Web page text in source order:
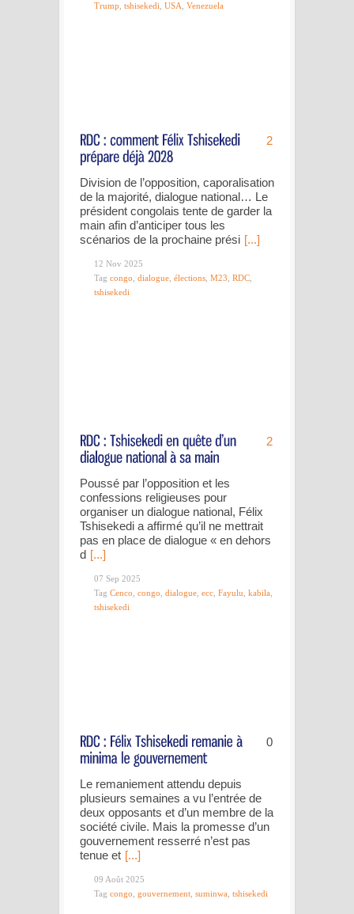
Trump tshisekedi USA Venezuela
2
Division de l’opposition, caporalisation
de la majorité, dialogue national… Le
président congolais tente de garder la
main afin d’anticiper tous les
scénarios de la prochaine prési [...]
12 Nov 2025
Tag congo dialogue élections M23 RDC
tshisekedi
2
Poussé par l’opposition et les
confessions religieuses pour
organiser un dialogue national, Félix
Tshisekedi a affirmé qu’il ne mettrait
pas en place de dialogue « en dehors
d [...]
07 Sep 2025
Tag Cenco congo dialogue ecc Fayulu kabila
tshisekedi
0
Le remaniement attendu depuis
plusieurs semaines a vu l’entrée de
deux opposants et d’un membre de la
société civile. Mais la promesse d’un
gouvernement resserré n’est pas
tenue et [...]
09 Août 2025
Tag congo gouvernement suminwa tshisekedi